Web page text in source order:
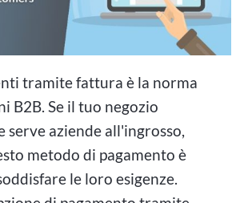
tramite fattura è la norma
B2B. Se il tuo negozio
serve aziende all'ingrosso,
metodo di pagamento è
le loro esigenze.